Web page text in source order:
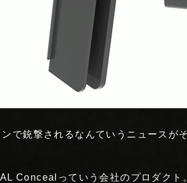
で銃撃されるなんていうニュースが
Concealっていう会社のプロダクト